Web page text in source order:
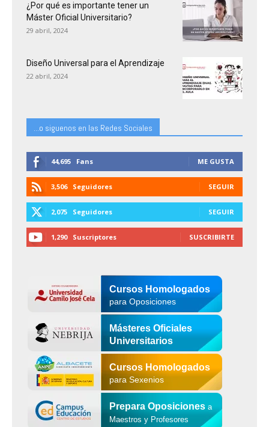
¿Por qué es importante tener un
Máster Oficial Universitario?
29 abril, 2024
Diseño Universal para el Aprendizaje
22 abril, 2024
...o siguenos en las Redes Sociales
44,695 Fans ME GUSTA
3,506 Seguidores SEGUIR
2,075 Seguidores SEGUIR
1,290 Suscriptores SUSCRIBIRTE
Cursos Homologados
para Oposiciones
Másteres Oficiales
Universitarios
Cursos Homologados
para Sexenios
Prepara Oposiciones a
Maestros y Profesores